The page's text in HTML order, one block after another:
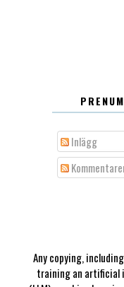
Inlägg
Any copying,
training an artificial